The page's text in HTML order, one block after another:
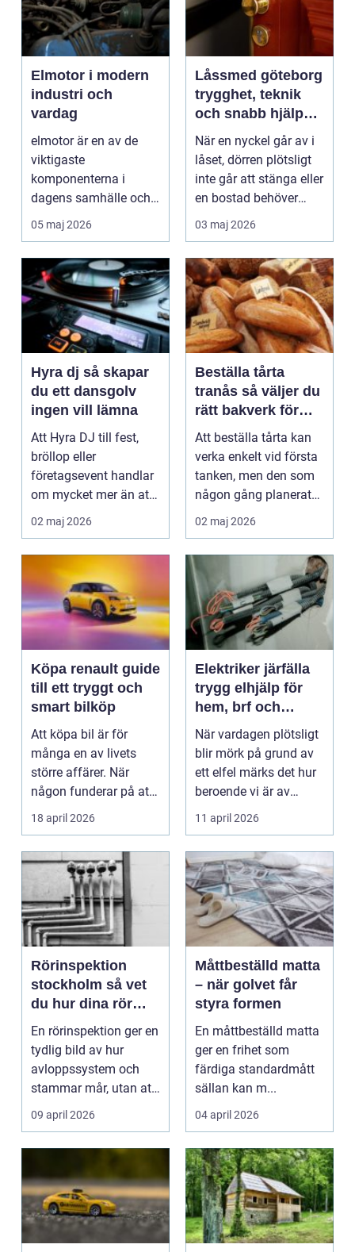
Elmotor i modern
industri och
vardag
elmotor är en av de
viktigaste
komponenterna i
dagens samhälle och
driver allt från små
hushållsappa...
05 maj 2026
Låssmed göteborg
trygghet, teknik
och snabb hjälp
när du behöver det
När en nyckel går av i
låset, dörren plötsligt
inte går att stänga eller
en bostad behöver
säkras ef...
03 maj 2026
Hyra dj så skapar
du ett dansgolv
ingen vill lämna
Att Hyra DJ till fest,
bröllop eller
företagsevent handlar
om mycket mer än att
bara få någon som
02 maj 2026
Beställa tårta
tranås så väljer du
rätt bakverk för
varje tillfälle
Att beställa tårta kan
verka enkelt vid första
tanken, men den som
någon gång planerat
ett kalas vet...
02 maj 2026
Köpa renault guide
till ett tryggt och
smart bilköp
Att köpa bil är för
många en av livets
större affärer. När
någon funderar på att
Köpa renault handla...
18 april 2026
Elektriker järfälla
trygg elhjälp för
hem, brf och
företag
När vardagen plötsligt
blir mörk på grund av
ett elfel märks det hur
beroende vi är av
fungerande el...
11 april 2026
Rörinspektion
stockholm så vet
du hur dina rör
mår
En rörinspektion ger en
tydlig bild av hur
avloppssystem och
stammar mår, utan att
något behöver riv...
09 april 2026
Måttbeställd matta
– när golvet får
styra formen
En måttbeställd matta
ger en frihet som
färdiga standardmått
sällan kan m...
04 april 2026